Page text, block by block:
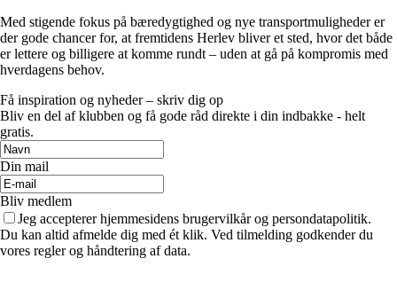
Med stigende fokus på bæredygtighed og nye transportmuligheder er
der gode chancer for, at fremtidens Herlev bliver et sted, hvor det både
er lettere og billigere at komme rundt – uden at gå på kompromis med
hverdagens behov.
Få inspiration og nyheder – skriv dig op
Bliv en del af klubben og få gode råd direkte i din indbakke - helt
gratis.
Din mail
Bliv medlem
Jeg accepterer hjemmesidens brugervilkår og persondatapolitik.
Du kan altid afmelde dig med ét klik. Ved tilmelding godkender du
vores regler og håndtering af data.